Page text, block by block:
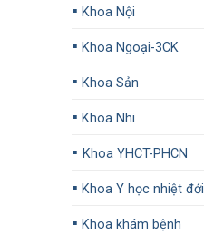
▪️ Khoa Nội
▪️ Khoa Ngoại-3CK
▪️ Khoa Sản
▪️ Khoa Nhi
▪️ Khoa YHCT-PHCN
▪️ Khoa Y học nhiệt đới
▪️ Khoa khám bệnh